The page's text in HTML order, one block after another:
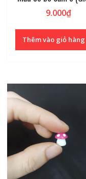
9.000₫
Thêm vào giỏ hàng